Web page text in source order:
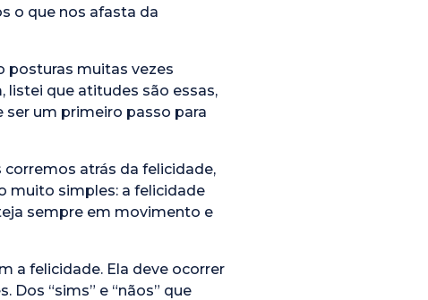
o que nos afasta da
posturas muitas vezes
listei que atitudes são essas,
ser um primeiro passo para
corremos atrás da felicidade,
muito simples: a felicidade
sempre em movimento e
a felicidade. Ela deve ocorrer
“sims” e “nãos” que